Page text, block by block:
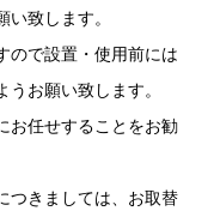
致します。
ので設置・使用前には
お願い致します。
お任せすることをお勧
つきましては、お取替